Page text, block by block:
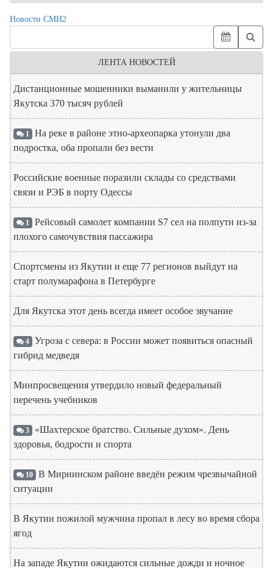
Новости СМИ2
ЛЕНТА НОВОСТЕЙ
Дистанционные мошенники выманили у жительницы
Якутска 370 тысяч рублей
1 На реке в районе этно-археопарка утонули два
подростка, оба пропали без вести
Российские военные поразили склады со средствами
связи и РЭБ в порту Одессы
1 Рейсовый самолет компании S7 сел на полпути из-за
плохого самочувствия пассажира
Спортсмены из Якутии и еще 77 регионов выйдут на
старт полумарафона в Петербурге
Для Якутска этот день всегда имеет особое звучание
4 Угроза с севера: в России может появиться опасный
гибрид медведя
Минпросвещения утвердило новый федеральный
перечень учебников
3 «Шахтерское братство. Сильные духом». День
здоровья, бодрости и спорта
10 В Мирнинском районе введён режим чрезвычайной
ситуации
В Якутии пожилой мужчина пропал в лесу во время сбора
ягод
На западе Якутии ожидаются сильные дожди и ночное